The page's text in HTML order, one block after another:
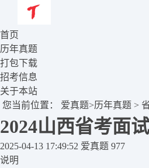
首页
历年真题
打包下载
招考信息
关于本站
您当前位置：
爱真题>历年真题 >
2024山西省考面
2025-04-13 17:49:52 爱真题 977
说明